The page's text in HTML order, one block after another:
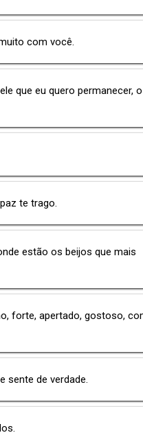
com você.
que eu quero permanecer,
te trago.
estão os beijos que mais
forte, apertado, gostoso,
sente de verdade.